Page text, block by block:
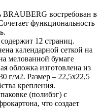
востребован в
функциональность
12 страниц.
календарной сеткой на
мелованной бумаге
обложка изготовлена из
г/м2. Размер – 22,5х22,5
крепления.
(полибэг) с
что создает